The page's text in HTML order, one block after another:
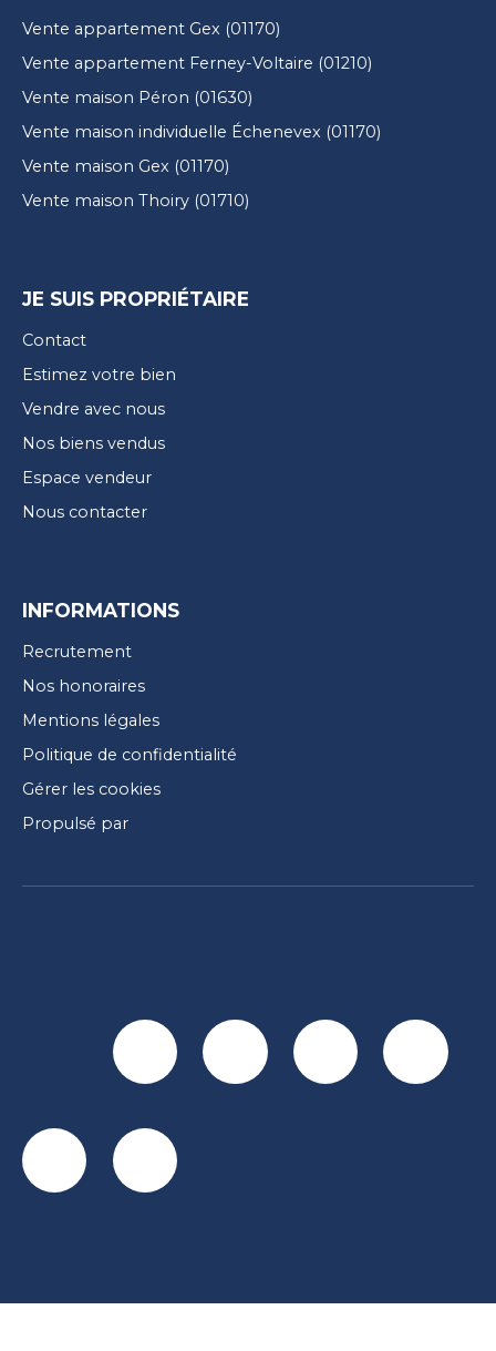
Vente appartement Gex (01170)
Vente appartement Ferney-Voltaire (01210)
Vente maison Péron (01630)
Vente maison individuelle Échenevex (01170)
Vente maison Gex (01170)
Vente maison Thoiry (01710)
JE SUIS PROPRIÉTAIRE
Contact
Estimez votre bien
Vendre avec nous
Nos biens vendus
Espace vendeur
Nous contacter
INFORMATIONS
Recrutement
Nos honoraires
Mentions légales
Politique de confidentialité
Gérer les cookies
Propulsé par